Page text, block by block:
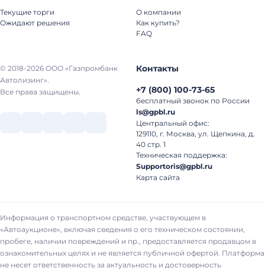
© 2018-2026 ООО «Газпромбанк
Автолизинг».
Все права защищены.
Текущие торги
Ожидают решения
О компании
Как купить?
FAQ
Контакты
+7 (800) 100-73-65
бесплатный звонок по России
ls@gpbl.ru
Центральный офис:
129110, г. Москва, ул. Щепкина, д.
40 стр. 1
Техническая поддержка:
Supportoris@gpbl.ru
Карта сайта
Информация о транспортном средстве, участвующем в
«Автоаукционе», включая сведения о его техническом состоянии,
пробеге, наличии повреждений и пр., предоставляется продавцом в
ознакомительных целях и не является публичной офертой. Платформа
не несет ответственность за актуальность и достоверность